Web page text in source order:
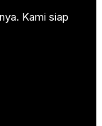
Kami siap